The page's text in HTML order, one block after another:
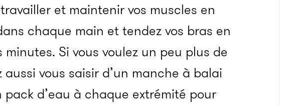
et maintenir vos muscles en
chaque main et tendez vos bras en
Si vous voulez un peu plus de
vous saisir d’un manche à balai
d’eau à chaque extrémité pour